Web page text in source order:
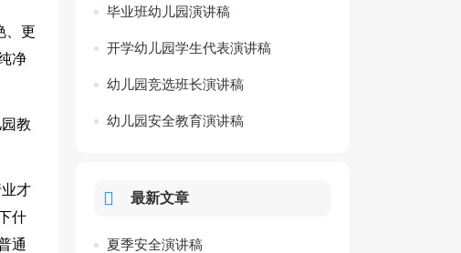
、更
净
教
才
什
通
毕业班幼儿园演讲稿
开学幼儿园学生代表演讲稿
幼儿园竞选班长演讲稿
幼儿园安全教育演讲稿
最新文章
夏季安全演讲稿